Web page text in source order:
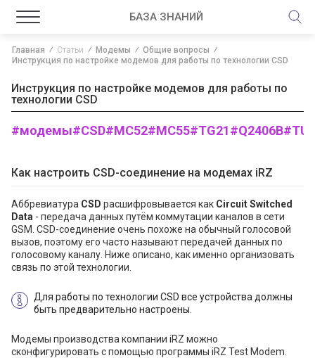
БАЗА ЗНАНИЙ
Главная Статьи Модемы
Общие вопросы
Инструкция по настройке модемов для работы по технологии CSD
Инструкция по настройке модемов для работы по
технологии CSD
#модемы#CSD#MC52#MC55#TG21#Q2406B
Как настроить CSD-соединение на модемах iRZ
Аббревиатура CSD расшифровывается как Circuit Switched
Data - передача данных путём коммутации каналов в сети
GSM. CSD-соединение очень похоже на обычный голосовой
вызов, поэтому его часто называют передачей данных по
голосовому каналу. Ниже описано, как именно организовать
связь по этой технологии.
Для работы по технологии CSD все устройства должны
быть предварительно настроены.
Модемы производства компании iRZ можно
сконфигурировать с помощью программы iRZ Test Modem.